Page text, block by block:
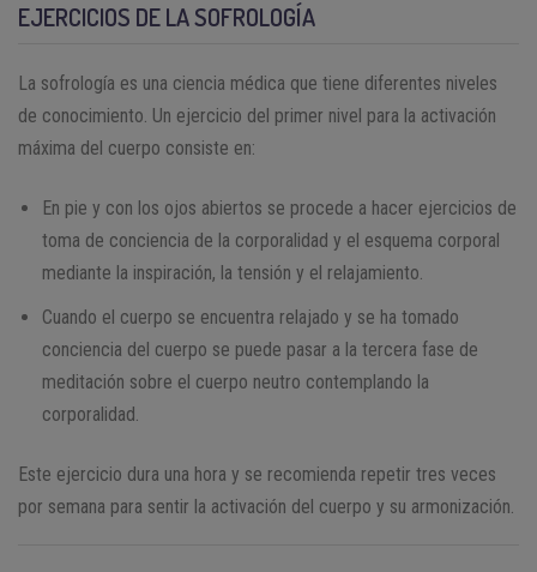
EJERCICIOS DE LA SOFROLOGÍA
La sofrología es una ciencia médica que tiene diferentes niveles
de conocimiento. Un ejercicio del primer nivel para la activación
máxima del cuerpo consiste en:
En pie y con los ojos abiertos se procede a hacer ejercicios de
toma de conciencia de la corporalidad y el esquema corporal
mediante la inspiración, la tensión y el relajamiento.
Cuando el cuerpo se encuentra relajado y se ha tomado
conciencia del cuerpo se puede pasar a la tercera fase de
meditación sobre el cuerpo neutro contemplando la
corporalidad.
Este ejercicio dura una hora y se recomienda repetir tres veces
por semana para sentir la activación del cuerpo y su armonización.